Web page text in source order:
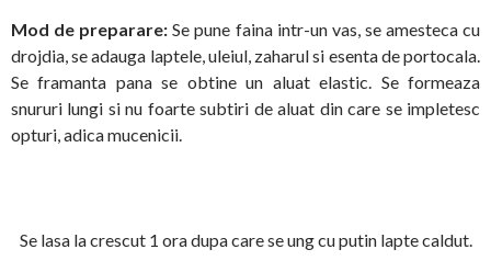
Mod de preparare: Se pune faina intr-un vas, se amesteca cu
drojdia, se adauga laptele, uleiul, zaharul si esenta de portocala.
Se framanta pana se obtine un aluat elastic. Se formeaza
snururi lungi si nu foarte subtiri de aluat din care se impletesc
opturi, adica mucenicii.
Se lasa la crescut 1 ora dupa care se ung cu putin lapte caldut.